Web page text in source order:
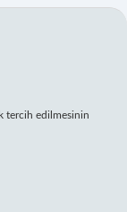
tercih edilmesinin